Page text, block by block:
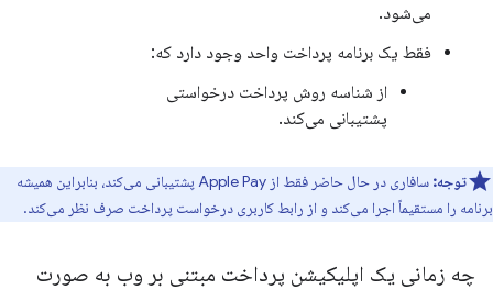
می‌شود.
فقط یک برنامه پرداخت واحد وجود دارد که:
از شناسه روش پرداخت درخواستی
پشتیبانی می‌کند.
توجه:
سافاری در حال حاضر فقط از Apple Pay پشتیبانی می‌کند، بنابراین همیشه
برنامه را مستقیماً اجرا می‌کند و از رابط کاربری درخواست پرداخت صرف نظر می‌کند.
چه زمانی یک اپلیکیشن پرداخت مبتنی بر وب به صورت